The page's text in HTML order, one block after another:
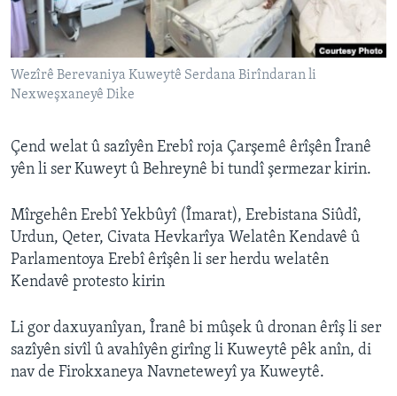
SERNIVÎS
SORANÎ
Learning English
FOLLOW US
Zimanên Din
Wezîrê Berevaniya Kuweytê Serdana Birîndaran li
Nexweşxaneyê Dike
Çend welat û sazîyên Erebî roja Çarşemê êrîşên Îranê
yên li ser Kuweyt û Behreynê bi tundî şermezar kirin.
Mîrgehên Erebî Yekbûyî (Îmarat), Erebistana Siûdî,
Urdun, Qeter, Civata Hevkarîya Welatên Kendavê û
Parlamentoya Erebî êrîşên li ser herdu welatên
Kendavê protesto kirin
Li gor daxuyanîyan, Îranê bi mûşek û dronan êrîş li ser
sazîyên sivîl û avahîyên girîng li Kuweytê pêk anîn, di
nav de Firokxaneya Navneteweyî ya Kuweytê.